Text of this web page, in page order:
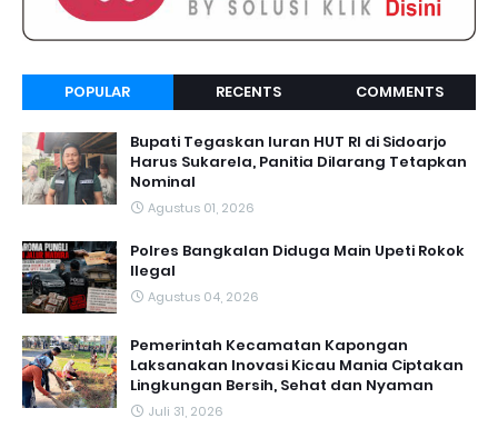
POPULAR RECENTS COMMENTS
Bupati Tegaskan Iuran HUT RI di Sidoarjo
Harus Sukarela, Panitia Dilarang Tetapkan
Nominal
Agustus 01, 2026
Polres Bangkalan Diduga Main Upeti Rokok
Ilegal
Agustus 04, 2026
Pemerintah Kecamatan Kapongan
Laksanakan Inovasi Kicau Mania Ciptakan
Lingkungan Bersih, Sehat dan Nyaman
Juli 31, 2026